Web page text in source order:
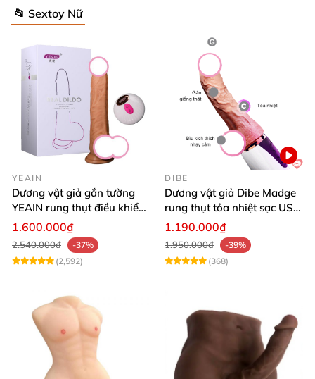
📂 Sextoy Nữ
YEAIN
Dương vật giả gắn tường
YEAIN rung thụt điều khiển
từ xa tỏa nhiệt
1.600.000₫
2.540.000₫
-37%
(2,592)
DIBE
Dương vật giả Dibe Madge
rung thụt tỏa nhiệt sạc USB
siêu mềm mại
1.190.000₫
1.950.000₫
-39%
(368)